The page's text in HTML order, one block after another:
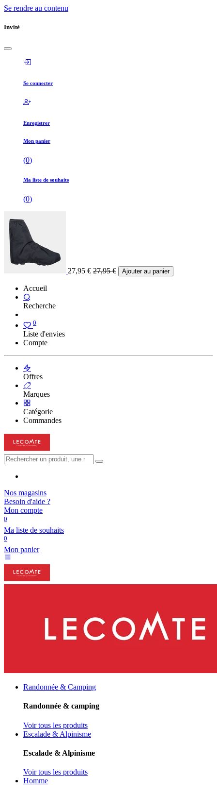
Se rendre au contenu
Invité
Se connecter
Enregistrer
Mon panier
(0)
Ma liste de souhaits
(0)
27,95 € 27,95€ Ajouter au panier
Accueil
Recherche
0
Liste d'envies
Compte
Offres
Marques
Catégorie
Commandes
Nos magasins
Besoin d'aide ?
Mon compte
0
Ma liste de souhaits
0
Mon panier
Randonnée & Camping
Randonnée & camping
Voir tous les produits
Escalade & Alpinisme
Escalade & Alpinisme
Voir tous les produits
Homme